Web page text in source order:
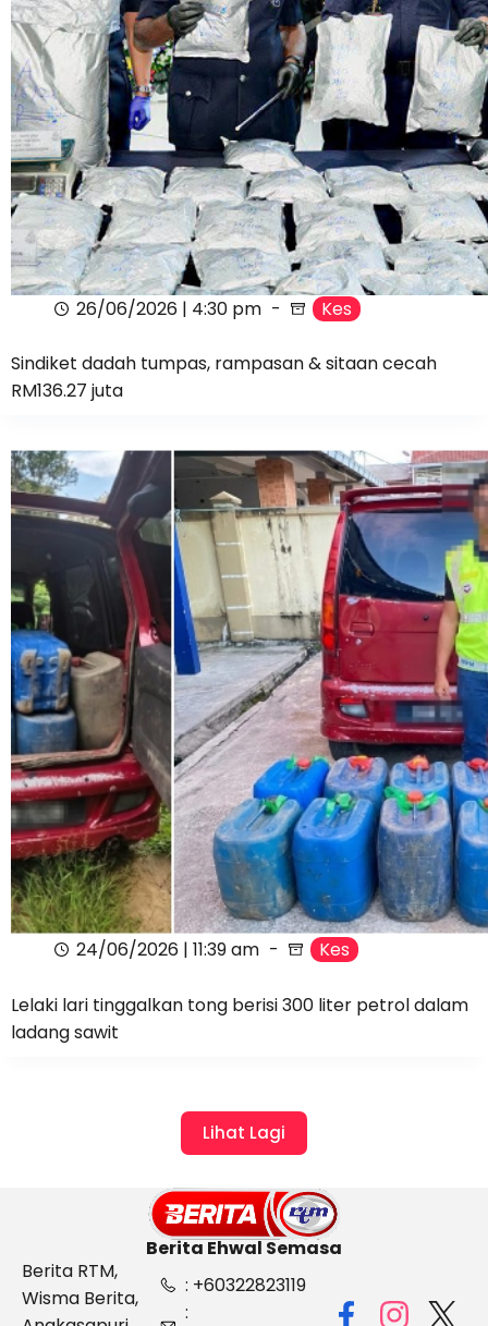
26/06/2026 | 4:30 pm Kes
Sindiket dadah tumpas, rampasan & sitaan cecah
RM136.27 juta
24/06/2026 | 11:39 am Kes
Lelaki lari tinggalkan tong berisi 300 liter petrol dalam
ladang sawit
Lihat Lagi
Berita Ehwal Semasa
Berita RTM,
Wisma Berita,
: +60322823119
: